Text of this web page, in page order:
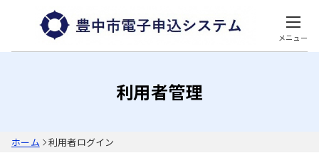
メニュー
利用者管理
ホーム 利用者ログイン